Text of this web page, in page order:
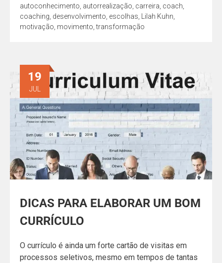
autoconhecimento autorrealização carreira coach
coaching desenvolvimento escolhas Lilah Kuhn
motivação movimento ,transformação
DICAS PARA ELABORAR UM BOM
CURRÍCULO
19
JUL
O currículo é ainda um forte cartão de visitas em
processos seletivos, mesmo em tempos de tantas